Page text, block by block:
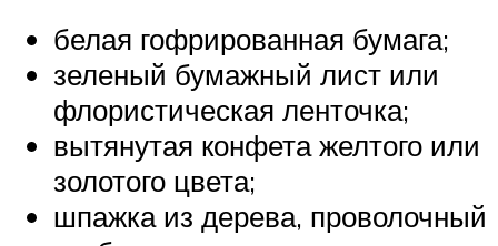
белая гофрированная бумага;
зеленый бумажный лист или
флористическая ленточка;
вытянутая конфета желтого или
золотого цвета;
шпажка из дерева, проволочный